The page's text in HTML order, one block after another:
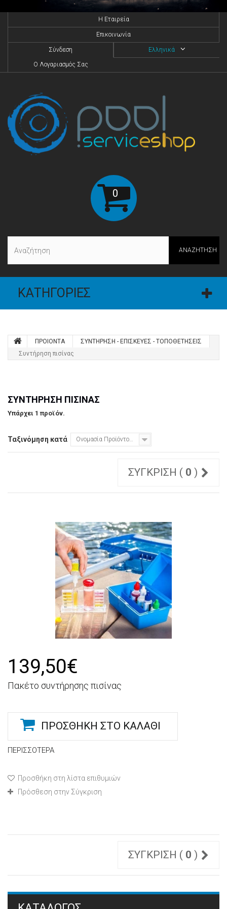
H Eταιρεία
Επικοινωνία
Ελληνικά
Σύνδεση
O Λογαριασμός Σας
0
ΑΝΑΖΉΤΗΣΗ
ΚΑΤΗΓΟΡΊΕΣ
ΠΡΟΙΟΝΤΑ
ΣΥΝΤΗΡΗΣΗ - ΕΠΙΣΚΕΥΕΣ - ΤΟΠΟΘΕΤΗΣΕΙΣ
Συντήρηση πισίνας
ΣΥΝΤΉΡΗΣΗ ΠΙΣΊΝΑΣ
Υπάρχει 1 προϊόν.
Ταξινόμηση κατά Ονομασία Προϊόντος: Α έως το Ω
ΣΎΓΚΡΙΣΗ ( 0 )
139,50€
Πακέτο συντήρησης πισίνας
ΠΡΟΣΘΉΚΗ ΣΤΟ ΚΑΛΆΘΙ
ΠΕΡΙΣΣΌΤΕΡΑ
Προσθήκη στη λίστα επιθυμιών
Πρόσθεση στην Σύγκριση
ΣΎΓΚΡΙΣΗ ( 0 )